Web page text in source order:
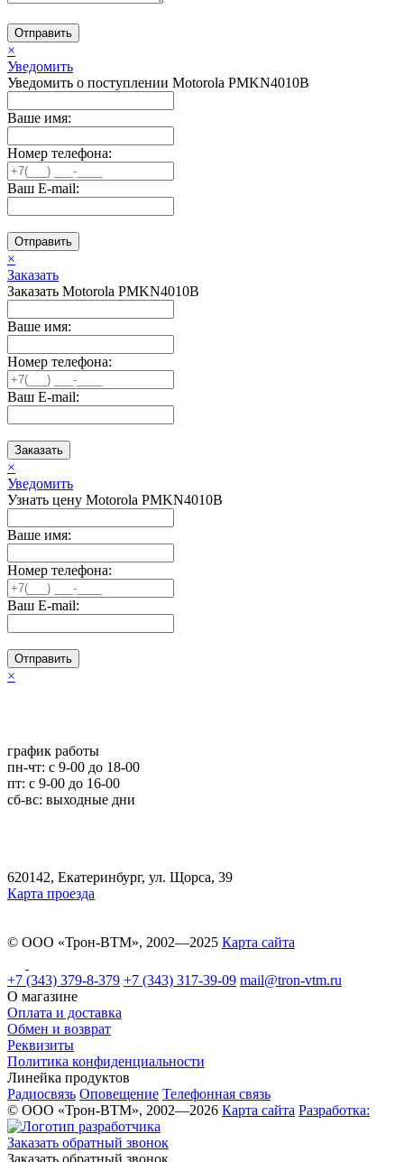
Отправить
×
Уведомить
Уведомить о поступлении Motorola PMKN4010B
Ваше имя:
Номер телефона:
Ваш E-mail:
Отправить
×
Заказать
Заказать Motorola PMKN4010B
Ваше имя:
Номер телефона:
Ваш E-mail:
Заказать
×
Уведомить
Узнать цену Motorola PMKN4010B
Ваше имя:
Номер телефона:
Ваш E-mail:
Отправить
×
график работы
пн-чт: c 9-00 до 18-00
пт: с 9-00 до 16-00
сб-вс: выходные дни
620142, Екатеринбург, ул. Щорса, 39
Карта проезда
© ООО «Трон-ВТМ», 2002—2025 Карта сайта
+7 (343) 379-8-379 +7 (343) 317-39-09 mail@tron-vtm.ru
О магазине
Оплата и доставка
Обмен и возврат
Реквизиты
Политика конфиденциальности
Линейка продуктов
Радиосвязь Оповещение Телефонная связь
© ООО «Трон-ВТМ», 2002—2026 Карта сайта Разработка:
Заказать обратный звонок